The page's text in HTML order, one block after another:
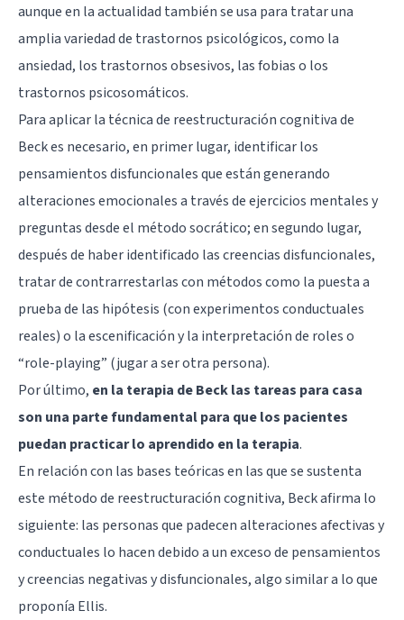
aunque en la actualidad también se usa para tratar una
amplia variedad de trastornos psicológicos, como la
ansiedad, los trastornos obsesivos, las fobias o los
trastornos psicosomáticos.
Para aplicar la técnica de reestructuración cognitiva de
Beck es necesario, en primer lugar, identificar los
pensamientos disfuncionales que están generando
alteraciones emocionales a través de ejercicios mentales y
preguntas desde el método socrático; en segundo lugar,
después de haber identificado las creencias disfuncionales,
tratar de contrarrestarlas con métodos como la puesta a
prueba de las hipótesis (con experimentos conductuales
reales) o la escenificación y la interpretación de roles o
“role-playing” (jugar a ser otra persona).
Por último, en la terapia de Beck las tareas para casa
son una parte fundamental para que los pacientes
puedan practicar lo aprendido en la terapia.
En relación con las bases teóricas en las que se sustenta
este método de reestructuración cognitiva, Beck afirma lo
siguiente: las personas que padecen alteraciones afectivas y
conductuales lo hacen debido a un exceso de pensamientos
y creencias negativas y disfuncionales, algo similar a lo que
proponía Ellis.